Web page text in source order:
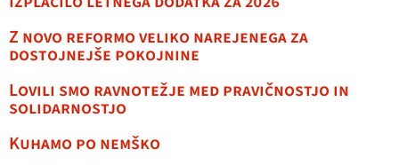
Z novo reformo veliko narejenega za
dostojnejše pokojnine
Lovili smo ravnotežje med pravičnostjo in
solidarnostjo
Kuhamo po nemško